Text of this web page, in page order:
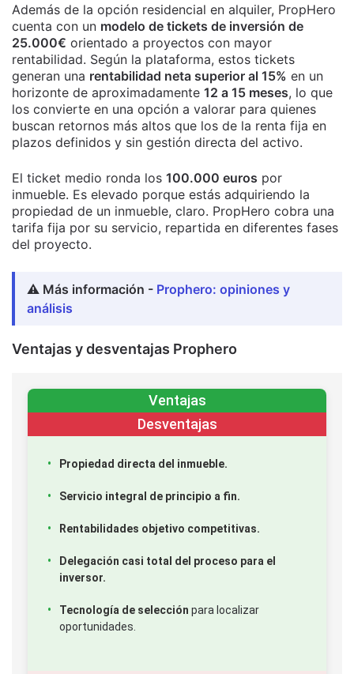
Además de la opción residencial en alquiler, PropHero
cuenta con un modelo de tickets de inversión de
25.000€ orientado a proyectos con mayor
rentabilidad. Según la plataforma, estos tickets
generan una rentabilidad neta superior al 15% en un
horizonte de aproximadamente 12 a 15 meses, lo que
los convierte en una opción a valorar para quienes
buscan retornos más altos que los de la renta fija en
plazos definidos y sin gestión directa del activo.
El ticket medio ronda los 100.000 euros por
inmueble. Es elevado porque estás adquiriendo la
propiedad de un inmueble, claro. PropHero cobra una
tarifa fija por su servicio, repartida en diferentes fases
del proyecto.
⚠️ Más información - Prophero: opiniones y
análisis
Ventajas y desventajas Prophero
Ventajas
Desventajas
Propiedad directa del inmueble.
Servicio integral de principio a fin.
Rentabilidades objetivo competitivas.
Delegación casi total del proceso para el
inversor.
Tecnología de selección para localizar
oportunidades.